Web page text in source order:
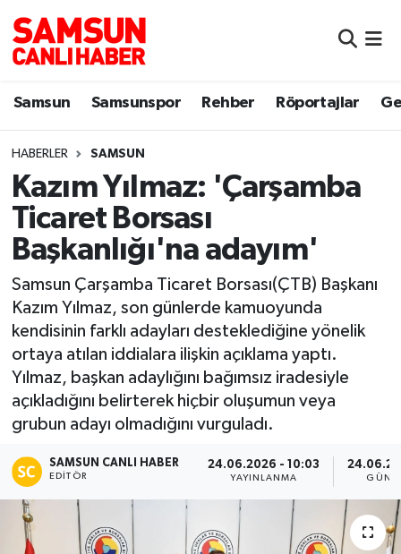
Samsun Samsunspor Rehber Röportajlar
HABERLER SAMSUN
Kazım Yılmaz: 'Çarşamba
Ticaret Borsası
Başkanlığı'na adayım'
Samsun Çarşamba Ticaret Borsası(ÇTB) Başkanı
Kazım Yılmaz, son günlerde kamuoyunda
kendisinin farklı adayları desteklediğine yönelik
ortaya atılan iddialara ilişkin açıklama yaptı.
Yılmaz, başkan adaylığını bağımsız iradesiyle
açıkladığını belirterek hiçbir oluşumun veya
grubun adayı olmadığını vurguladı.
SAMSUN CANLI HABER
EDITÖR
24.06.2026 - 10:03
YAYINLANMA
Samsun
Sokak Röportajları
Dünya
Eğitim
Sağlık
Yemek
Manşet Haberi
Samsun Nöbetçi Eczaneler
Samsun Hava Durumu
Samsun Namaz Vakitleri
Samsun Trafik Yoğunluk Haritası
Süper Lig Puan Durumu ve Fikstür
Tüm Manşetler
Son Dakika Haberleri
Haber Arşivi